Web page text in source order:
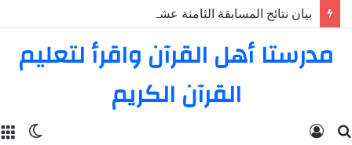
مدرستا أهل القرآن واقرأ لتعليم
القرآن الكريم
بحث